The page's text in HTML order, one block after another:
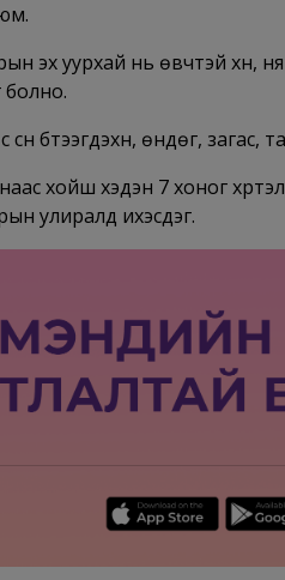
эх уурхай нь өвчтэй хүн,
болно.
сүүн бүтээгдэхүүн, өндөг,
хойш хэдэн 7 хоног
улиралд ихэсдэг.